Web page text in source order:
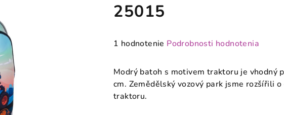
25015
Priemerné
produktu
5,0
1 hodnotenie Podrobnosti hodnotenia
Modrý batoh s motivem traktoru je vhodný
cm. Zemědělský vozový park jsme rozšířili
traktoru.